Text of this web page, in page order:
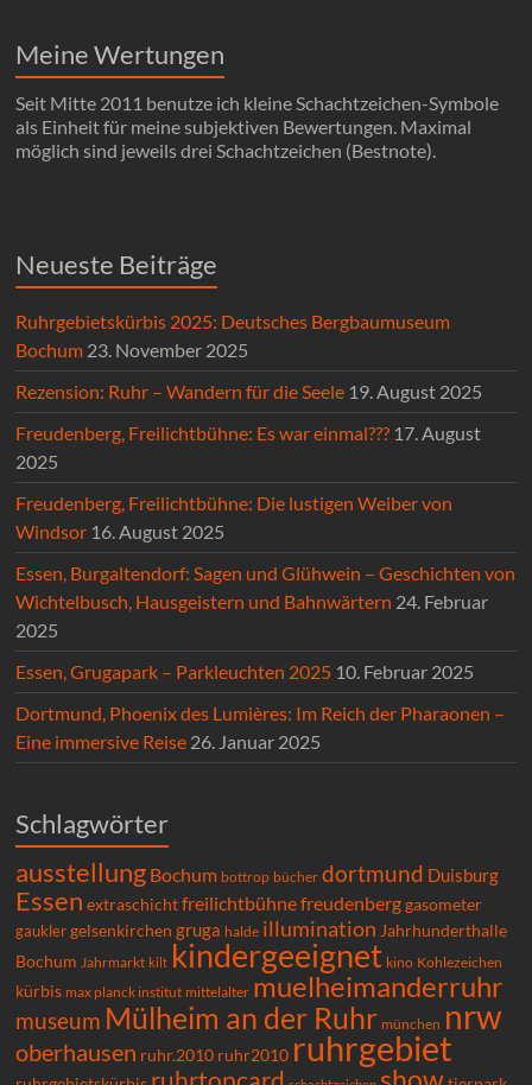
Meine Wertungen
Seit Mitte 2011 benutze ich kleine Schachtzeichen-Symbole
als Einheit für meine subjektiven Bewertungen. Maximal
möglich sind jeweils drei Schachtzeichen (Bestnote).
Neueste Beiträge
Ruhrgebietskürbis 2025: Deutsches Bergbaumuseum
Bochum 23. November 2025
Rezension: Ruhr – Wandern für die Seele 19. August 2025
Freudenberg, Freilichtbühne: Es war einmal??? 17. August
2025
Freudenberg, Freilichtbühne: Die lustigen Weiber von
Windsor 16. August 2025
Essen, Burgaltendorf: Sagen und Glühwein – Geschichten von
Wichtelbusch, Hausgeistern und Bahnwärtern 24. Februar
2025
Essen, Grugapark – Parkleuchten 2025 10. Februar 2025
Dortmund, Phoenix des Lumières: Im Reich der Pharaonen –
Eine immersive Reise 26. Januar 2025
Schlagwörter
ausstellung Bochum bottrop bücher dortmund Duisburg
Essen extraschicht freilichtbühnefreudenberg gasometer
gaukler gelsenkirchen gruga halde illumination Jahrhunderthalle
Bochum Jahrmarkt kilt kindergeeignet kino Kohlezeichen
kürbis max planck institut mittelalter muelheimanderruhr
museum Mülheim an der Ruhr münchen nrw
oberhausen ruhr.2010 ruhr2010 ruhrgebiet